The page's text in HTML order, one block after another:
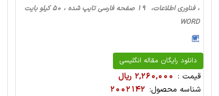
، فناوری اطلاعات، 19 صفحه فارسی تایپ شده ، 50 کیلو بایت
WORD
دانلود رایگان مقاله انگلیسی
قیمت : 2,260,000 ریال
شناسه محصول: 2002142